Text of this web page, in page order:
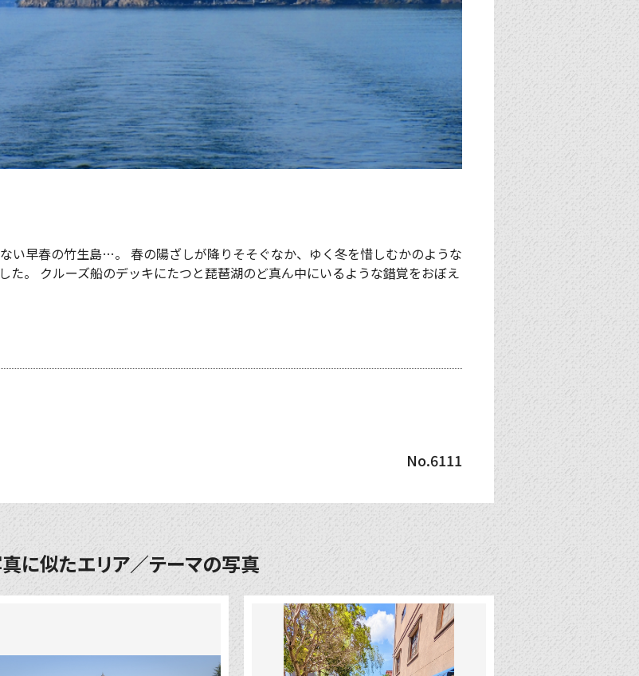
い早春の竹生島…。 春の陽ざしが降りそそぐなか、ゆく冬を惜しむかのような
た。 クルーズ船のデッキにたつと琵琶湖のど真ん中にいるような錯覚をおぼえ
No.6111
に似たエリア／テーマの写真